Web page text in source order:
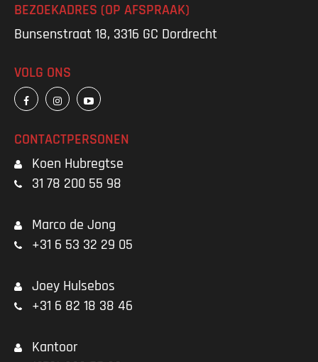
BEZOEKADRES (OP AFSPRAAK)
Bunsenstraat 18, 3316 GC Dordrecht
VOLG ONS
CONTACTPERSONEN
Koen Hubregtse
31 78 200 55 98
Marco de Jong
+31 6 53 32 29 05
Joey Hulsebos
+31 6 82 18 38 46
Kantoor